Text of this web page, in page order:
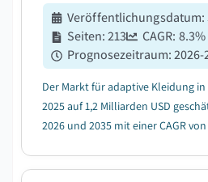
Veröffentlichungsdatum:
Seiten:213 CAGR: 8.3%
Prognosezeitraum:2026-
Der Markt für adaptive Kleidung
2025 auf 1,2 Milliarden USD
2026 und 2035 mit einer CAGR